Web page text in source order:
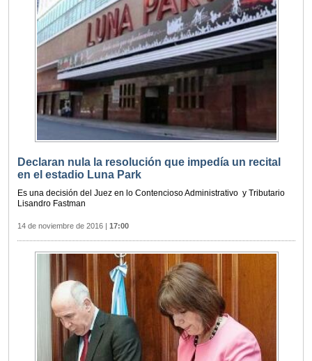
Declaran nula la resolución que impedía un recital
en el estadio Luna Park
Es una decisión del Juez en lo Contencioso Administrativo y Tributario
Lisandro Fastman
14 de noviembre de 2016 | 17:00